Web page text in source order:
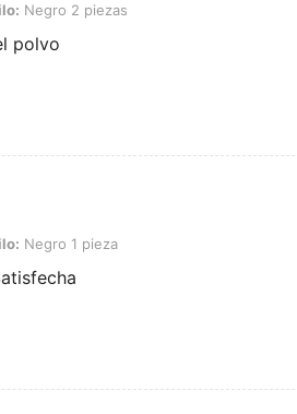
2 piezas
Negro 2 piezas
polvo
1 pieza
Negro 1 pieza